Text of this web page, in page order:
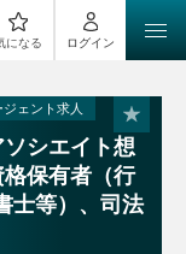
になる ログイン
ジェント求人
シエイト想
保有者（行
士等）、司法